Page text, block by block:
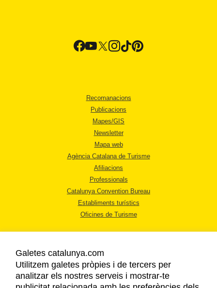
Recomanacions
Publicacions
Mapes/GIS
Newsletter
Mapa web
Agència Catalana de Turisme
Afiliacions
Professionals
Catalunya Convention Bureau
Establiments turístics
Oficines de Turisme
AVÍS LEGAL
Galetes catalunya.com
Utilitzem galetes pròpies i de tercers per
analitzar els nostres serveis i mostrar-te